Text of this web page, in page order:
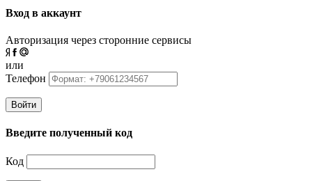
Вход в аккаунт
Авторизация через сторонние сервисы
или
Телефон
Войти
Введите полученный код
Код